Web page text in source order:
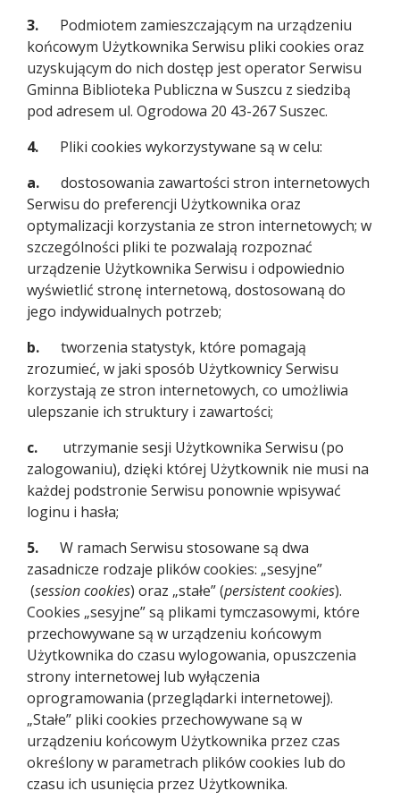
3. Podmiotem zamieszczającym na urządzeniu
końcowym Użytkownika Serwisu pliki cookies oraz
uzyskującym do nich dostęp jest operator Serwisu
Gminna Biblioteka Publiczna w Suszcu z siedzibą
pod adresem ul. Ogrodowa 20 43-267 Suszec.
4. Pliki cookies wykorzystywane są w celu:
a. dostosowania zawartości stron internetowych
Serwisu do preferencji Użytkownika oraz
optymalizacji korzystania ze stron internetowych; w
szczególności pliki te pozwalają rozpoznać
urządzenie Użytkownika Serwisu i odpowiednio
wyświetlić stronę internetową, dostosowaną do
jego indywidualnych potrzeb;
b. tworzenia statystyk, które pomagają
zrozumieć, w jaki sposób Użytkownicy Serwisu
korzystają ze stron internetowych, co umożliwia
ulepszanie ich struktury i zawartości;
c. utrzymanie sesji Użytkownika Serwisu (po
zalogowaniu), dzięki której Użytkownik nie musi na
każdej podstronie Serwisu ponownie wpisywać
loginu i hasła;
5. W ramach Serwisu stosowane są dwa
zasadnicze rodzaje plików cookies: „sesyjne”
(session cookies) oraz „stałe” (persistent cookies).
Cookies „sesyjne” są plikami tymczasowymi, które
przechowywane są w urządzeniu końcowym
Użytkownika do czasu wylogowania, opuszczenia
strony internetowej lub wyłączenia
oprogramowania (przeglądarki internetowej).
„Stałe” pliki cookies przechowywane są w
urządzeniu końcowym Użytkownika przez czas
określony w parametrach plików cookies lub do
czasu ich usunięcia przez Użytkownika.